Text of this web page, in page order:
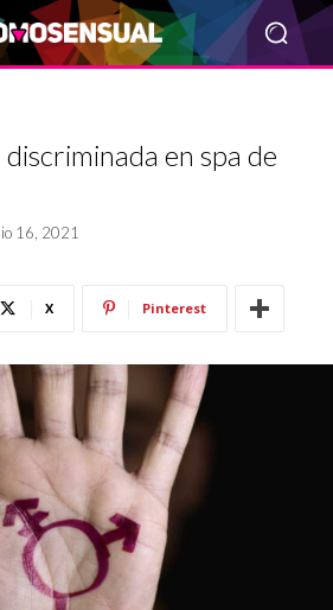
en spa de
16, 2021
X Pinterest